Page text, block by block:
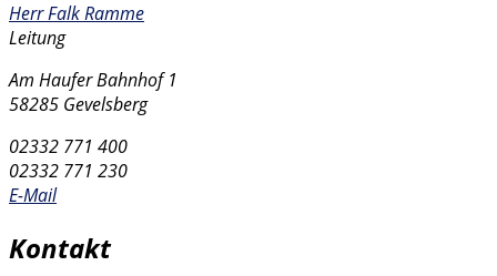
Herr Falk Ramme
Leitung
Am Haufer Bahnhof 1
58285 Gevelsberg
02332 771 400
02332 771 230
E-Mail
Kontakt